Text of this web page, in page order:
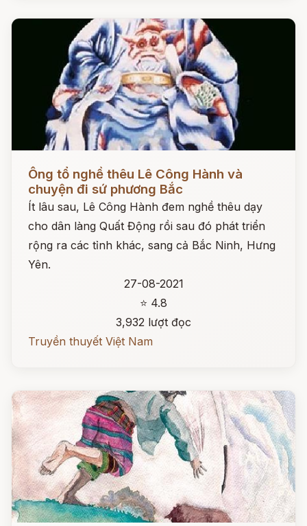
Đọc ngay
Ông tổ nghề thêu Lê Công Hành và
chuyện đi sứ phương Bắc
Ít lâu sau, Lê Công Hành đem nghề thêu dạy
cho dân làng Quất Động rồi sau đó phát triển
rộng ra các tỉnh khác, sang cả Bắc Ninh, Hưng
Yên.
27-08-2021
⭐ 4.8
3,932 lượt đọc
Truyền thuyết Việt Nam